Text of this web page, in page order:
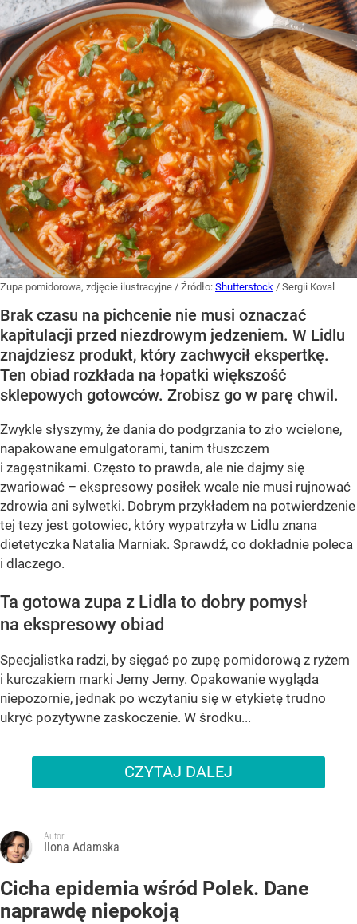
Zupa pomidorowa, zdjęcie ilustracyjne / Źródło: Shutterstock / Sergii Koval
Brak czasu na pichcenie nie musi oznaczać
kapitulacji przed niezdrowym jedzeniem. W Lidlu
znajdziesz produkt, który zachwycił ekspertkę.
Ten obiad rozkłada na łopatki większość
sklepowych gotowców. Zrobisz go w parę chwil.
Zwykle słyszymy, że dania do podgrzania to zło wcielone,
napakowane emulgatorami, tanim tłuszczem
i zagęstnikami. Często to prawda, ale nie dajmy się
zwariować – ekspresowy posiłek wcale nie musi rujnować
zdrowia ani sylwetki. Dobrym przykładem na potwierdzenie
tej tezy jest gotowiec, który wypatrzyła w Lidlu znana
dietetyczka Natalia Marniak. Sprawdź, co dokładnie poleca
i dlaczego.
Ta gotowa zupa z Lidla to dobry pomysł
na ekspresowy obiad
Specjalistka radzi, by sięgać po zupę pomidorową z ryżem
i kurczakiem marki Jemy Jemy. Opakowanie wygląda
niepozornie, jednak po wczytaniu się w etykietę trudno
ukryć pozytywne zaskoczenie. W środku...
CZYTAJ DALEJ
Autor:
Ilona Adamska
Cicha epidemia wśród Polek. Dane
naprawdę niepokoją